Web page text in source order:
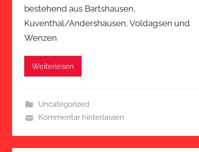
bestehend aus Bartshausen,
Kuventhal/Andershausen, Voldagsen und
Wenzen
Weiterlesen
Uncategorized
Kommentar hinterlassen